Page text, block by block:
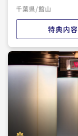
千葉県/館山
特典内容